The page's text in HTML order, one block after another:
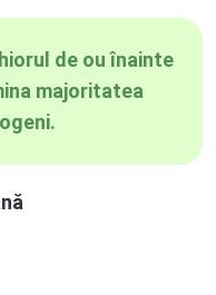
de ou înainte
majoritatea